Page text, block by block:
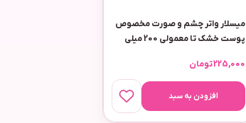
میسلار واتر چشم و صورت مخصوص
پوست خشک تا معمولی 200 میلی
225,000تومان
افزودن به سبد